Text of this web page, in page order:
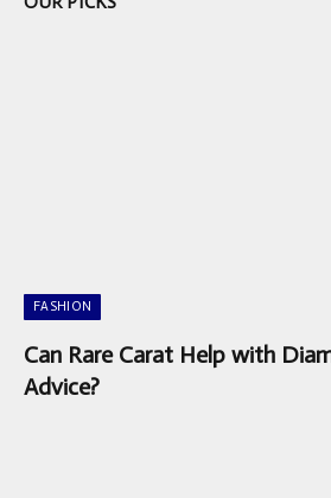
FASHION
Can Rare Carat Help with
Advice?